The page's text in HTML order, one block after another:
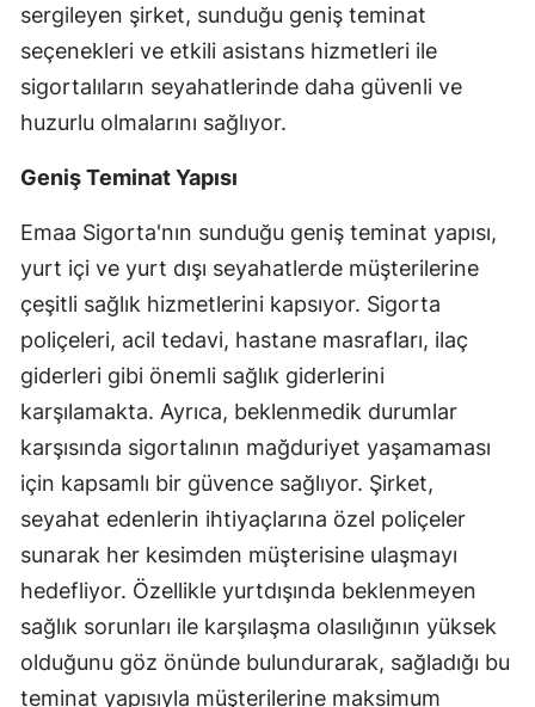
Erzurum
Eskişehir
Gümüşhane
Hakkari
Hatay
Isparta
Mersin
İstanbul
İzmir
Kars
Kayseri
sergileyen şirket, sunduğu geniş teminat
seçenekleri ve etkili asistans hizmetleri ile
sigortalıların seyahatlerinde daha güvenli ve
huzurlu olmalarını sağlıyor.
Geniş Teminat Yapısı
Emaa Sigorta'nın sunduğu geniş teminat yapısı,
yurt içi ve yurt dışı seyahatlerde müşterilerine
çeşitli sağlık hizmetlerini kapsıyor. Sigorta
poliçeleri, acil tedavi, hastane masrafları, ilaç
giderleri gibi önemli sağlık giderlerini
karşılamakta. Ayrıca, beklenmedik durumlar
karşısında sigortalının mağduriyet yaşamaması
için kapsamlı bir güvence sağlıyor. Şirket,
seyahat edenlerin ihtiyaçlarına özel poliçeler
sunarak her kesimden müşterisine ulaşmayı
hedefliyor. Özellikle yurtdışında beklenmeyen
sağlık sorunları ile karşılaşma olasılığının yüksek
olduğunu göz önünde bulundurarak, sağladığı bu
teminat yapısıyla müşterilerine maksimum